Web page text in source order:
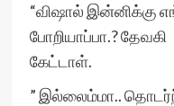
“விஷால் இன்னிக்கு
போறியாப்பா.? தேவகி
கேட்டாள்.
” இல்லைம்மா..